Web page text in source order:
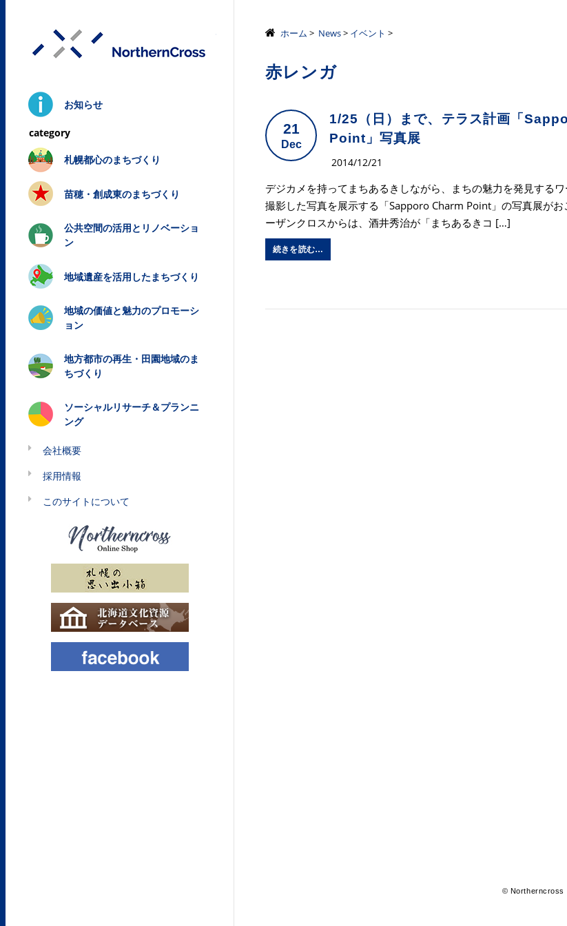
株式会社ノーザンクロス
お知らせ
札幌都心のまちづくり
苗穂・創成東のまちづくり
公共空間の活用とリノベーショ
ン
地域遺産を活用したまちづくり
地域の価値と魅力のプロモーシ
ョン
地方都市の再生・田園地域のま
ちづくり
ソーシャルリサーチ＆プランニ
ング
会社概要
採用情報
このサイトについて
ホーム > News> イベント >
赤レンガ
21
Dec
1/25（日）まで、テラス計画「
Point」写真展
2014/12/21
デジカメを持ってまちあるきしながら、まちの魅力を発見するワ
撮影した写真を展示する「Sapporo Charm Point」の写真展がお
ーザンクロスからは、酒井秀治が「まちあるきコ […]
続きを読む…
© Northerncross